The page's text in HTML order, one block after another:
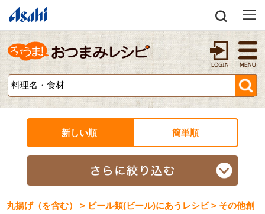
新しい順 簡単順
丸揚げ（を含む） > ビール類(ビール)にあうレシピ > その他創